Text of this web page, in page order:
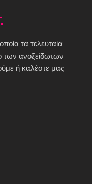
τα τελευταία
των ανοξείδωτων
ή καλέστε μας